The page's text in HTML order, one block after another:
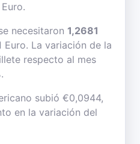
Euro.
necesitaron 1,2681
Euro. La variación de la
respecto al mes
.
subió €0,0944,
en la variación del